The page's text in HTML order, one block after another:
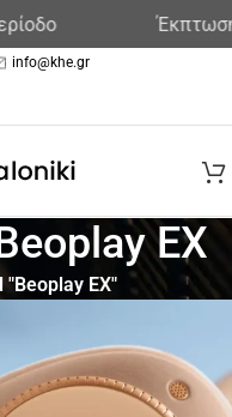
Έκπτωση
info@khe.gr
EX
"Beoplay EX"